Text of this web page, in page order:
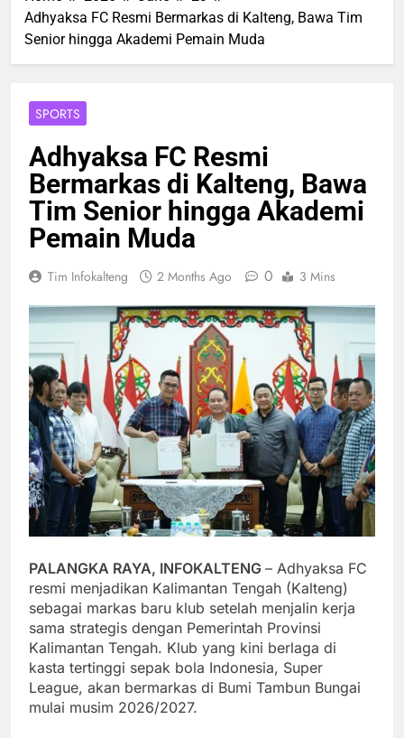
Adhyaksa FC Resmi Bermarkas di Kalteng, Bawa Tim
Senior hingga Akademi Pemain Muda
SPORTS
Adhyaksa FC Resmi
Bermarkas di Kalteng, Bawa
Tim Senior hingga Akademi
Pemain Muda
Tim Infokalteng 2 Months Ago 0 3 Mins
PALANGKA RAYA, INFOKALTENG – Adhyaksa FC
resmi menjadikan Kalimantan Tengah (Kalteng)
sebagai markas baru klub setelah menjalin kerja
sama strategis dengan Pemerintah Provinsi
Kalimantan Tengah. Klub yang kini berlaga di
kasta tertinggi sepak bola Indonesia, Super
League, akan bermarkas di Bumi Tambun Bungai
mulai musim 2026/2027.